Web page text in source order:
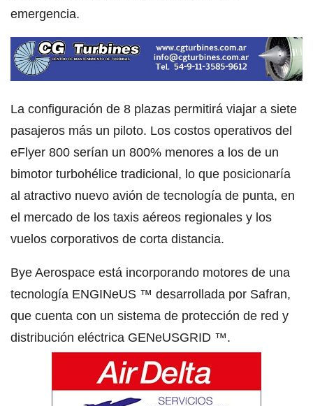
emergencia.
La configuración de 8 plazas permitirá viajar a siete
pasajeros más un piloto. Los costos operativos del
eFlyer 800 serían un 800% menores a los de un
bimotor turbohélice tradicional, lo que posicionaría
al atractivo nuevo avión de tecnología de punta, en
el mercado de los taxis aéreos regionales y los
vuelos corporativos de corta distancia.
Bye Aerospace está incorporando motores de una
tecnología ENGINeUS ™ desarrollada por Safran,
que cuenta con un sistema de protección de red y
distribución eléctrica GENeUSGRID ™.